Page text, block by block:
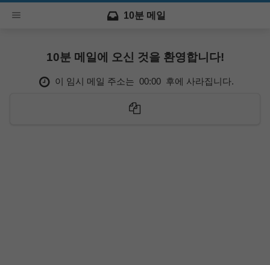
10분 메일
10분 메일에 오신 것을 환영합니다!
이 임시 메일 주소는 00:00후에 사라집니다.